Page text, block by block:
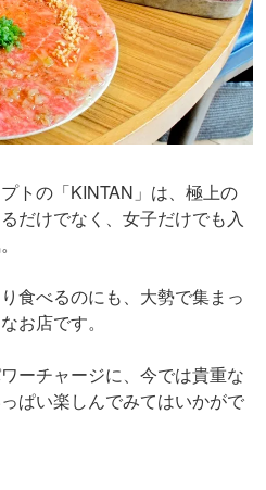
トの「KINTAN」は、極上の
だけでなく、女子だけでも入
食べるのにも、大勢で集まっ
お店です。
ーチャージに、今では貴重な
ぱい楽しんでみてはいかがで